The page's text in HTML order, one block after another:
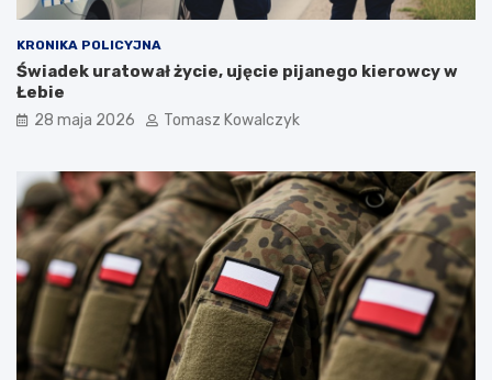
KRONIKA POLICYJNA
Świadek uratował życie, ujęcie pijanego kierowcy w
Łebie
28 maja 2026 Tomasz Kowalczyk